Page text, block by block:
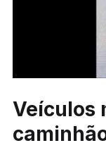
Veículos